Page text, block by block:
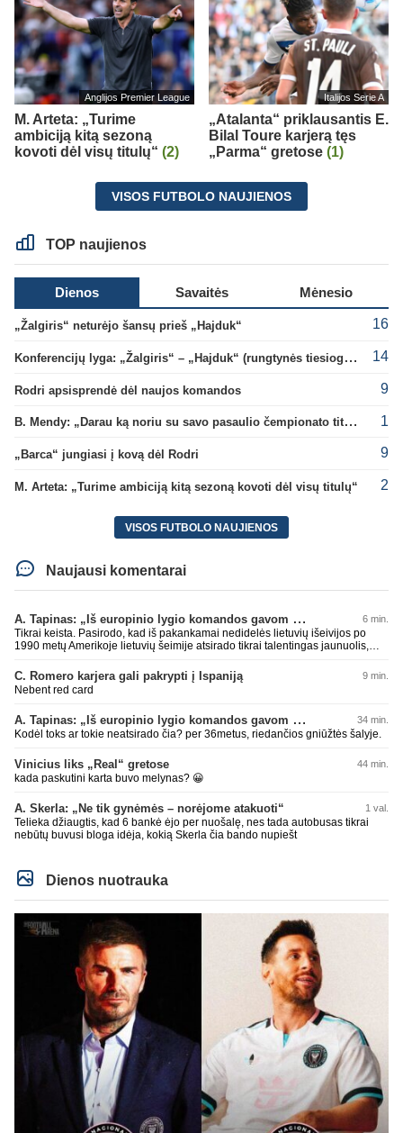
Anglijos Premier League
M. Arteta: „Turime
ambiciją kitą sezoną
kovoti dėl visų titulų“ (2)
Italijos Serie A
„Atalanta“ priklausantis E.
Bilal Toure karjerą tęs
„Parma“ gretose (1)
VISOS FUTBOLO NAUJIENOS
TOP naujienos
Dienos Savaitės Mėnesio
„Žalgiris“ neturėjo šansų prieš „Hajduk“ 16
Konferencijų lyga: „Žalgiris“ – „Hajduk“ (rungtynės tiesiogiai) 14
Rodri apsisprendė dėl naujos komandos 9
B. Mendy: „Darau ką noriu su savo pasaulio čempionato titulu“ 1
„Barca“ jungiasi į kovą dėl Rodri 9
M. Arteta: „Turime ambiciją kitą sezoną kovoti dėl visų titulų“ 2
VISOS FUTBOLO NAUJIENOS
Naujausi komentarai
A. Tapinas: „Iš europinio lygio komandos gavom gerų pamokų“ 6 min.
Tikrai keista. Pasirodo, kad iš pakankamai nedidelės lietuvių išeivijos po
1990 metų Amerikoje lietuvių šeimije atsirado tikrai talentingas jaunuolis,
fiziškai, kurio nepastumsi kaip Golubicko, t. y. gerai išsilaikantis ant kojų
kovoje, dar ir antrame aukšte neblogai atrodantis, greitai priimantis
dažniausiai teisingus sprendimus, ir dar turintis neblogą greitį. O Lietuvoje
aukštesnio lygio žaidėjų rimtos rinktinės nesulipdysi...
C. Romero karjera gali pakrypti į Ispaniją 9 min.
Nebent red card
A. Tapinas: „Iš europinio lygio komandos gavom gerų pamokų“ 34 min.
Kodėl toks ar tokie neatsirado čia? per 36metus, riedančios gniūžtės šalyje.
Vinicius liks „Real“ gretose 44 min.
kada paskutini karta buvo melynas? 😀
A. Skerla: „Ne tik gynėmės – norėjome atakuoti“ 1 val.
Telieka džiaugtis, kad 6 bankė ėjo per nuošalę, nes tada autobusas tikrai
nebūtų buvusi bloga idėja, kokią Skerla čia bando nupiešt
Dienos nuotrauka